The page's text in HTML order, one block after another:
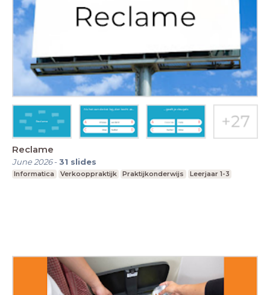
Reclame
June 2026-31 slides
Informatica Verkooppraktijk Praktijkonderwijs Leerjaar 1-3